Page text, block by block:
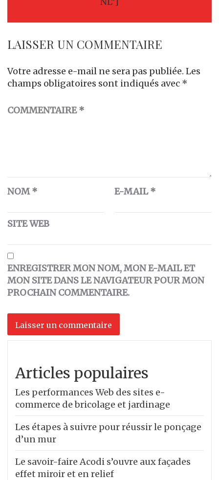
LAISSER UN COMMENTAIRE
Votre adresse e-mail ne sera pas publiée. Les
champs obligatoires sont indiqués avec *
COMMENTAIRE*
NOM* E-MAIL*
SITE WEB
ENREGISTRER MON NOM, MON E-MAIL ET
MON SITE DANS LE NAVIGATEUR POUR MON
PROCHAIN COMMENTAIRE.
Articles populaires
Les performances Web des sites e-
commerce de bricolage et jardinage
Les étapes à suivre pour réussir le ponçage
d’un mur
Le savoir-faire Acodi s’ouvre aux façades
effet miroir et en relief